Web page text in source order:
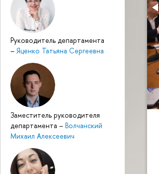
Руководитель департамента
– Яценко Татьяна Сергеевна
Заместитель руководителя
департамента – Волчанский
Михаил Алексеевич